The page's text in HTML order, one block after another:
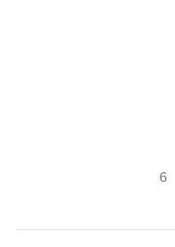
                6